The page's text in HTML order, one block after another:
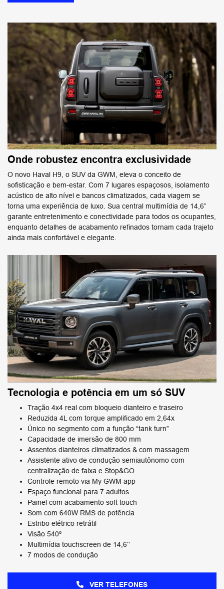
Onde robustez encontra exclusividade
O novo Haval H9, o SUV da GWM, eleva o conceito de
sofisticação e bem-estar. Com 7 lugares espaçosos, isolamento
acústico de alto nível e bancos climatizados, cada viagem se
torna uma experiência de luxo. Sua central multimídia de 14,6”
garante entretenimento e conectividade para todos os ocupantes,
enquanto detalhes de acabamento refinados tornam cada trajeto
ainda mais confortável e elegante.
Tecnologia e potência em um só SUV
Tração 4x4 real com bloqueio dianteiro e traseiro​
Reduzida 4L com torque​ amplificado em 2,64x​​
Único no segmento​ com a função “tank turn”
Capacidade de imersão de​ 800 mm
Assentos dianteiros​ climatizados & com​ massagem​
Assistente ativo de condução semiautônomo com
centralização de faixa e Stop&GO
Controle remoto​ via My GWM app​
Espaço funcional para 7 adultos​
Painel com acabamento soft touch​
Som com 640W RMS de potência
Estribo elétrico retrátil
Visão 540º
Multimídia touchscreen de 14,6’’
7 modos de condução
VER TELEFONES